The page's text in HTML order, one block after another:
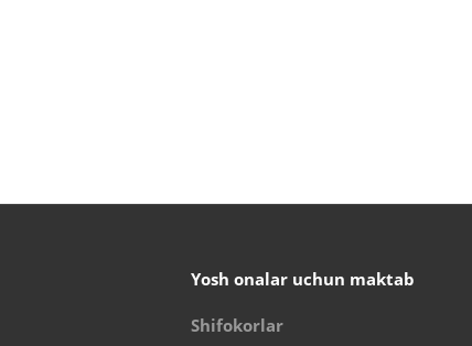
Yosh onalar uchun maktab
Shifokorlar